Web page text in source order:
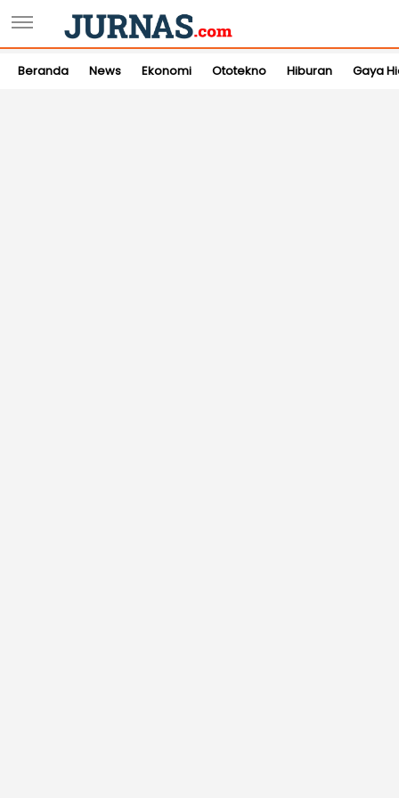
Beranda News Ekonomi Ototekno Hiburan Gaya